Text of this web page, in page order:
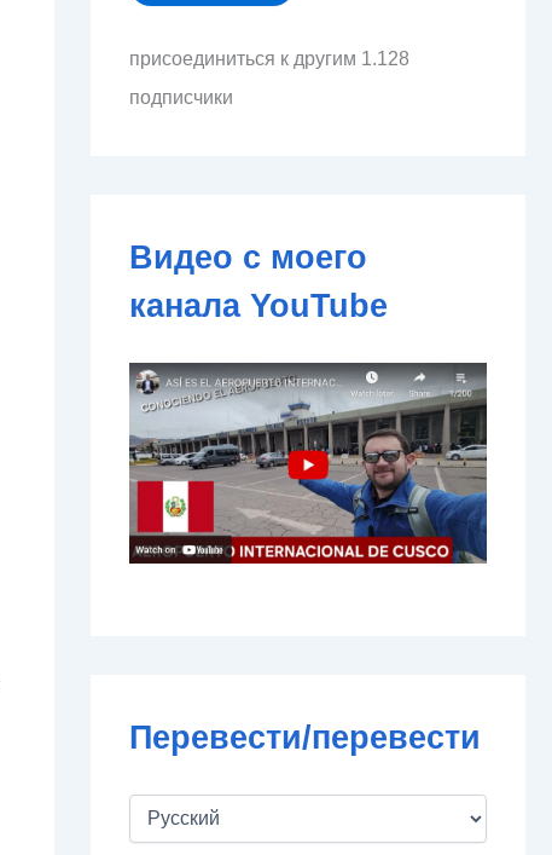
е
т
й
о
ы
присоединиться к другим 1.128
подписчики
Видео с моего
канала YouTube
Перевести/перевести